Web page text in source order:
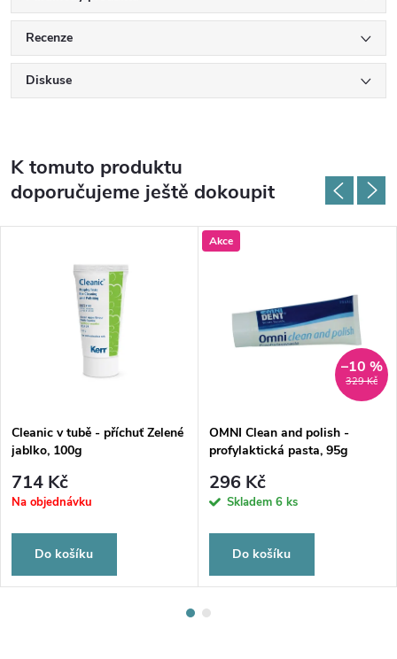
Recenze
Diskuse
K tomuto produktu
doporučujeme ještě dokoupit
Cleanic v tubě - příchuť Zelené
jablko, 100g
714 Kč
Na objednávku
Do košíku
Akce
329 Kč
–10 %
OMNI Clean and polish -
profylaktická pasta, 95g
296 Kč
Skladem 6 ks
Do košíku